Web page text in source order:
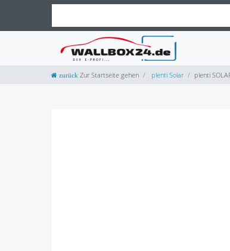
Zur Startseite gehen plenti Solar plenti